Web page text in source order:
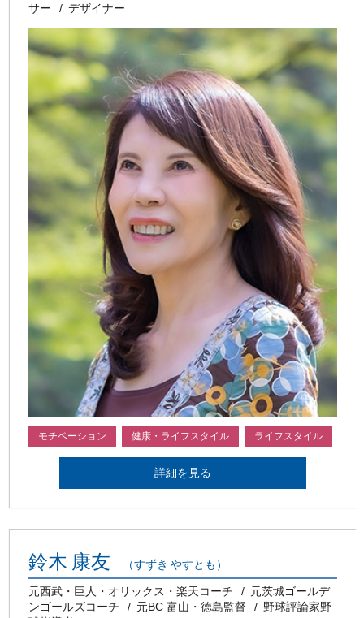
サー
デザイナー
モチベーション 健康・ライフスタイル ライフスタイル
詳細を見る
鈴木 康友 （すずき やすとも）
元西武・巨人・オリックス・楽天コーチ
元茨城ゴールデ
ンゴールズコーチ
元BC 富山・徳島監督
野球評論家野